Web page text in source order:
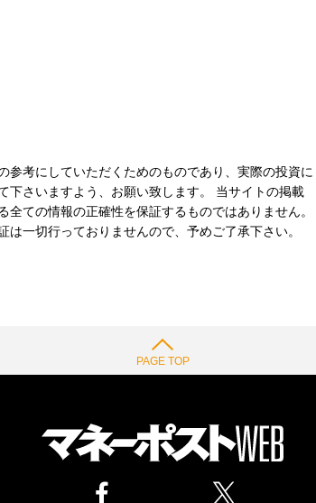
参考にしていただくためのものであり、実際の投資に
下さいますよう、お願い致します。 当サイトの掲載
ての情報の正確性を保証するものではありません。
一切行っておりませんので、予めご了承下さい。
PAGE TOP